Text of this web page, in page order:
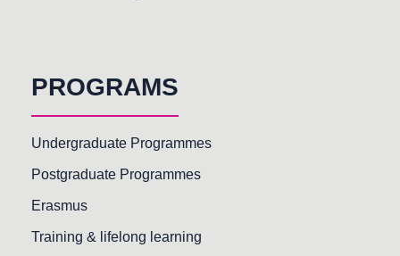
PROGRAMS
Undergraduate Programmes
Postgraduate Programmes
Erasmus
Training & lifelong learning